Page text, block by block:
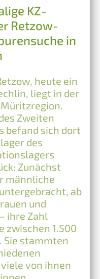
KZ-
Retzow-
in
heute ein
liegt in der
Zweiten
befand sich dort
des
Zunächst
männliche
ab
und
ihre Zahl
zwischen 1.500
Sie stammten
von ihnen